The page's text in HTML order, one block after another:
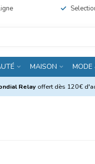
MAISON MODE
Relay offert dès 120€